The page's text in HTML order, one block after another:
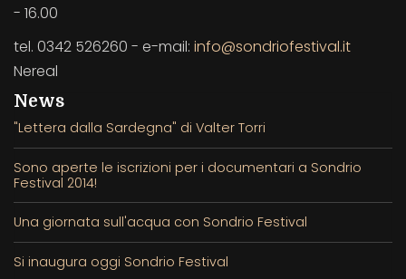
- 16.00
tel. 0342 526260 - e-mail: info@sondriofestival.it
Nereal
News
"Lettera dalla Sardegna" di Valter Torri
Sono aperte le iscrizioni per i documentari a Sondrio
Festival 2014!
Una giornata sull'acqua con Sondrio Festival
Si inaugura oggi Sondrio Festival